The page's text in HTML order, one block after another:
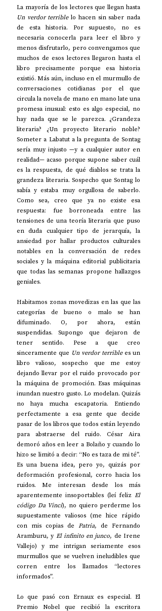
Un verdor terrible lo hacen sin saber nada
de esta historia. Por supuesto, no es
necesaria conocerla para leer el libro y
menos disfrutarlo, pero convengamos que
muchos de esos lectores llegaron hasta el
libro precisamente porque esa historia
existió. Más aún, incluso en el murmullo de
conversaciones cotidianas por el que
circula la novela de mano en mano late una
promesa inusual: esto es algo especial, no
hay nada que se le parezca. ¿Grandeza
literaria? ¿Un proyecto literario noble?
Someter a Labatut a la pregunta de Sontag
sería muy injusto —y a cualquier autor en
realidad— acaso porque supone saber cuál
es la respuesta, de qué diablos se trata la
grandeza literaria. Sospecho que Sontag lo
sabía y estaba muy orgullosa de saberlo.
Como sea, creo que ya no existe esa
respuesta: fue borroneada entre las
tensiones de una teoría literaria que puso
en duda cualquier tipo de jerarquía, la
ansiedad por hallar productos culturales
notables en la conversación de redes
sociales y la máquina editorial publicitaria
que todas las semanas propone hallazgos
geniales.
Habitamos zonas movedizas en las que las
categorías de bueno o malo se han
difuminado. O, por ahora, están
suspendidas. Supongo que dejaron de
tener sentido. Pese a que creo
sinceramente que Un verdor terrible es un
libro valioso, sospecho que me estoy
dejando llevar por el ruido provocado por
la máquina de promoción. Esas máquinas
inundan nuestro gusto. Lo modelan. Quizás
no haya mucha escapatoria. Entiendo
perfectamente a esa gente que decide
pasar de los libros que todos están leyendo
para abstraerse del ruido. César Aira
demoró años en leer a Bolaño y cuando lo
hizo se limitó a decir: “No es taza de mi té”.
Es una buena idea, pero yo, quizás por
deformación profesional, corro hacia los
ruidos. Me interesan desde los más
aparentemente insoportables (leí feliz El
código Da Vinci), no quiero perderme los
supuestamente valiosos (me hice rápido
con mis copias de Patria, de Fernando
Aramburu, y El infinito en junco, de Irene
Vallejo) y me intrigan seriamente esos
murmullos que se vuelven ineludibles que
corren entre los llamados “lectores
informados”.
Lo que pasó con Ernaux es especial. El
Premio Nobel que recibió la escritora